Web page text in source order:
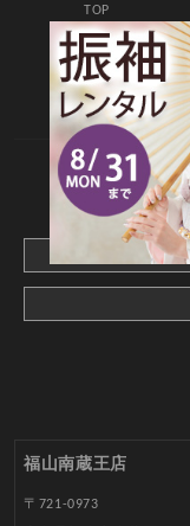
TOP
料金・商品
店舗情報
web撮影予約
福山南蔵王店
〒721-0973